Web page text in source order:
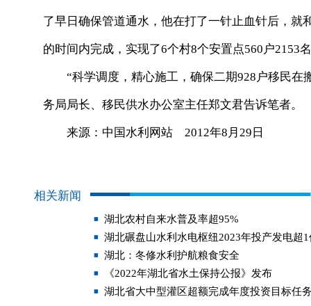
了早日确保管道通水，他在打了一针止血针后，
的时间内完成，实现了6个村8个安置点560户2153
“科学调度，精心施工，确保二期928户移民在
务局局长、移民供水办公室主任郑文君告诉笔者。
来源：中国水利网站 2012年8月29日
相关新闻
湖北农村自来水普及率超95%
湖北碾盘山水利水电枢纽2023年投产发电超
湖北：冬修水利护航粮食安全
《2022年湖北省水土保持公报》发布
湖北省大中型灌区超额完成年度投资目标任